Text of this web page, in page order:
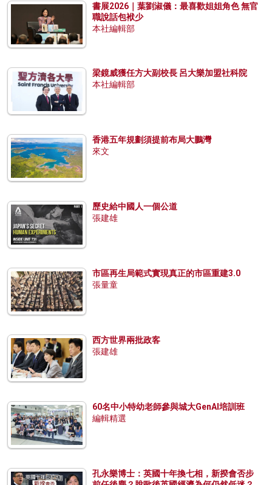
書展2026｜葉劉淑儀：最喜歡姐姐角色 無官
職說話包袱少
本社編輯部
梁鏡威獲任方大副校長 呂大樂加盟社科院
本社編輯部
香港五年規劃須提前布局大鵬灣
來文
歷史給中國人一個公道
張建雄
市區再生局範式實現真正的市區重建3.0
張量童
西方世界兩批政客
張建雄
60名中小特幼老師參與城大GenAI培訓班
編輯精選
孔永樂博士：英國十年換七相，新揆會否步